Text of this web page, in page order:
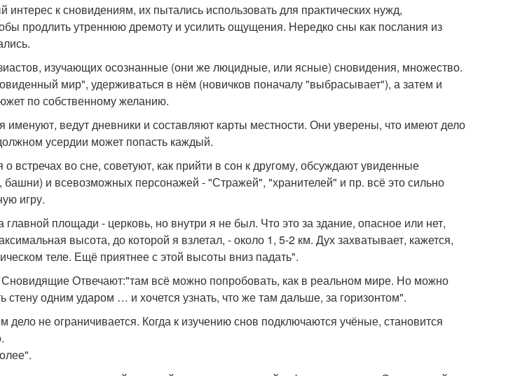
к сновидениям, их пытались использовать для практических нужд,
продлить утреннюю дремоту и усилить ощущения. Нередко сны как послания из
изучающих осознанные (они же люцидные, или ясные) сновидения, множество.
мир", удерживаться в нём (новичков поначалу "выбрасывает"), а затем и
по собственному желанию.
именуют, ведут дневники и составляют карты местности. Они уверены, что имеют дело
усердии может попасть каждый.
встречах во сне, советуют, как прийти в сон к другому, обсуждают увиденные
и всевозможных персонажей - "Стражей", "хранителей" и пр. всё это сильно
игру.
площади - церковь, но внутри я не был. Что это за здание, опасное или нет,
высота, до которой я взлетал, - около 1, 5-2 км. Дух захватывает, кажется,
теле. Ещё приятнее с этой высоты вниз падать".
Отвечают:"там всё можно попробовать, как в реальном мире. Но можно
стену одним ударом … и хочется узнать, что же там дальше, за горизонтом".
не ограничивается. Когда к изучению снов подключаются учёные, становится